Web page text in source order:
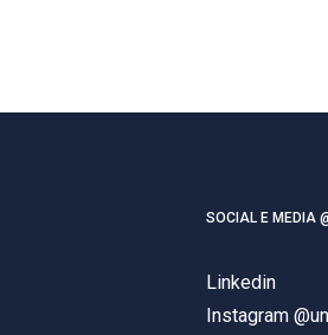
SOCIAL E MEDIA
Linkedin
Instagram